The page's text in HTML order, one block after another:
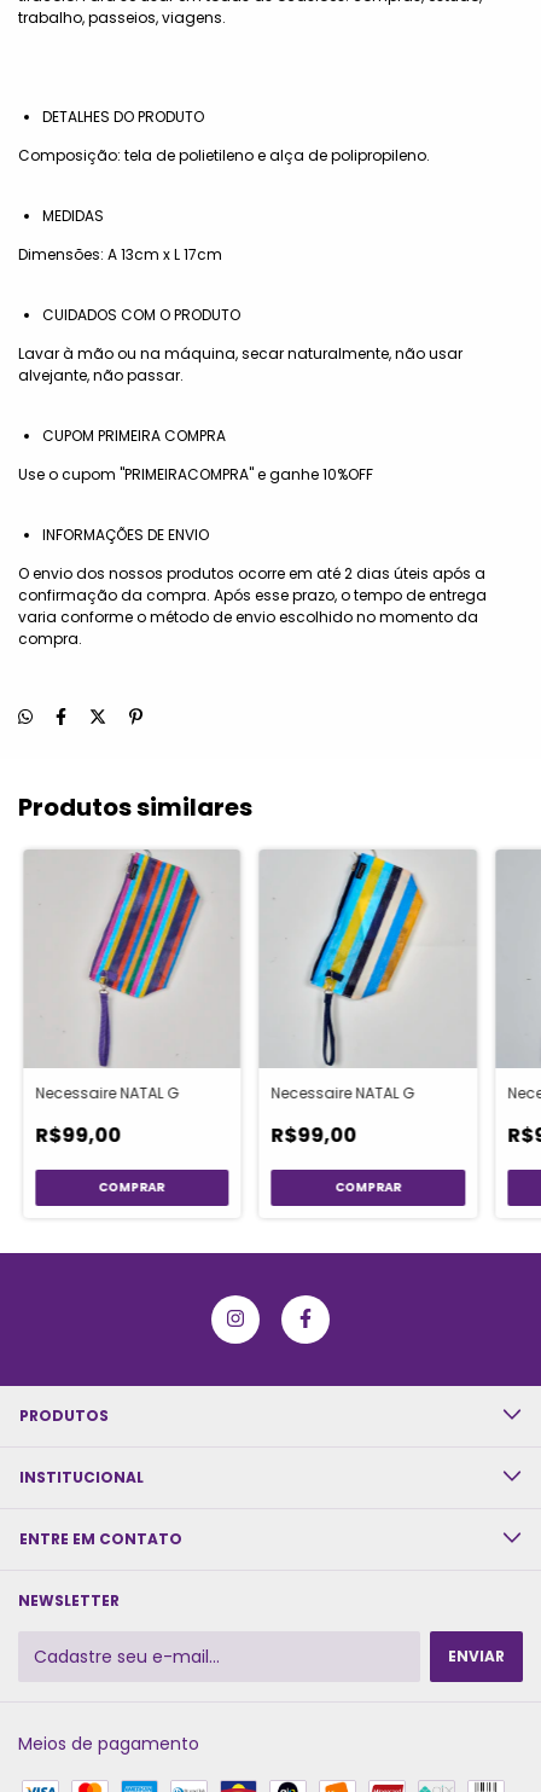
trabalho, passeios, viagens.
DETALHES DO PRODUTO
Composição: tela de polietileno e alça de polipropileno.
MEDIDAS
Dimensões: A 13cm x L 17cm
CUIDADOS COM O PRODUTO
Lavar à mão ou na máquina, secar naturalmente, não usar
alvejante, não passar.
CUPOM PRIMEIRA COMPRA
Use o cupom "PRIMEIRACOMPRA" e ganhe 10%OFF
INFORMAÇÕES DE ENVIO
O envio dos nossos produtos ocorre em até 2 dias úteis após a
confirmação da compra. Após esse prazo, o tempo de entrega
varia conforme o método de envio escolhido no momento da
compra.
Produtos similares
Necessaire NATAL G
R$99,00
Necessaire NATAL G
R$99,00
PRODUTOS
INSTITUCIONAL
ENTRE EM CONTATO
NEWSLETTER
Meios de pagamento